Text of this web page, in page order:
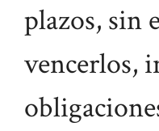
plazos, sin
vencerlos,